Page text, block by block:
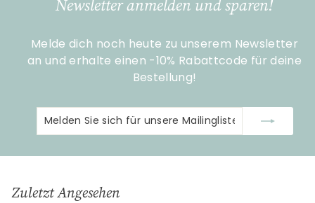
Newsletter anmelden und sparen!
Melde dich noch heute zu unserem Newsletter
an und erhalte einen -10% Rabattcode für deine
Bestellung!
Melden
Sie
für
Abonnieren
Zuletzt Angesehen